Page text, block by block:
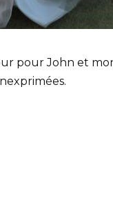
pour John et